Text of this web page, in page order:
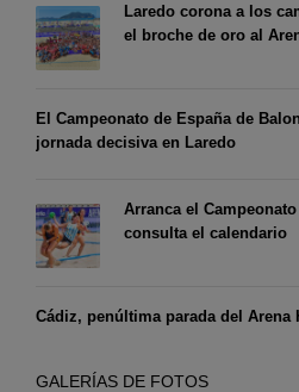
Laredo corona a los
el broche de oro al
El Campeonato de España de
jornada decisiva en Laredo
Arranca el
consulta el calendario
Cádiz, penúltima parada del Arena
GALERÍAS DE FOTOS